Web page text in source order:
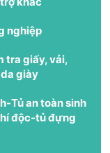
nghiệp
tra giấy, vải,
giày
Tủ an toàn sinh
độc-tủ đựng